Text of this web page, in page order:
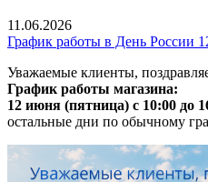
11.06.2026
График работы в День России
Уважаемые клиенты,
График работы магазина:
12 июня (пятница) с 10:00 до
остальные дни по обычному